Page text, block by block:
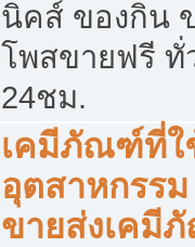
นิคส์ ของกิน
โพสขายฟรี ทั่
24ชม.
เคมีภัณฑ์ที่ใ
อุตสาหกรรม
ขายส่งเคมี